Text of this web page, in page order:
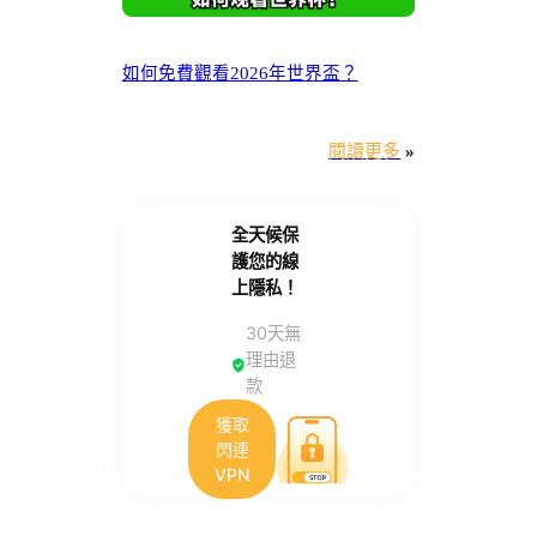
如何免費觀看2026年世界盃？
閱讀更多 »
全天候保
護您的線
上隱私！
30天無
理由退
款
獲取
閃連
VPN